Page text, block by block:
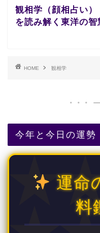
観相学（顔相占い
を読み解く東洋の智
HOME 観相学
今年と今日の運勢
運命
料